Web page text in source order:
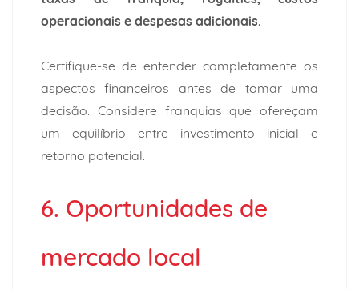
operacionais e despesas adicionais.
Certifique-se de entender completamente os
aspectos financeiros antes de tomar uma
decisão. Considere franquias que ofereçam
um equilíbrio entre investimento inicial e
retorno potencial.
6. Oportunidades de
mercado local